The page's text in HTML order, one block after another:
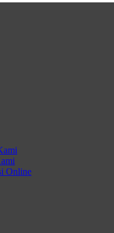
Online